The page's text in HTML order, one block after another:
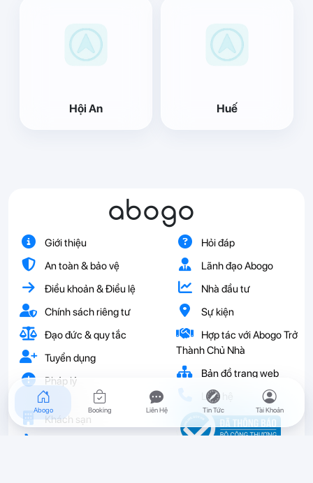
Hội An Huế
abogo
Giới thiệu
An toàn & bảo vệ
Điều khoản & Điều lệ
Chính sách riêng tư
Đạo đức & quy tắc
Tuyển dụng
Pháp lý
Hỏi đáp
Lãnh đạo Abogo
Nhà đầu tư
Sự kiện
Hợp tác với Abogo Trở
Thành Chủ Nhà
Bản đồ trang web
Liên hệ
Khách sạn
Abogo Booking Liên Hệ Tin Tức Tài Khoản